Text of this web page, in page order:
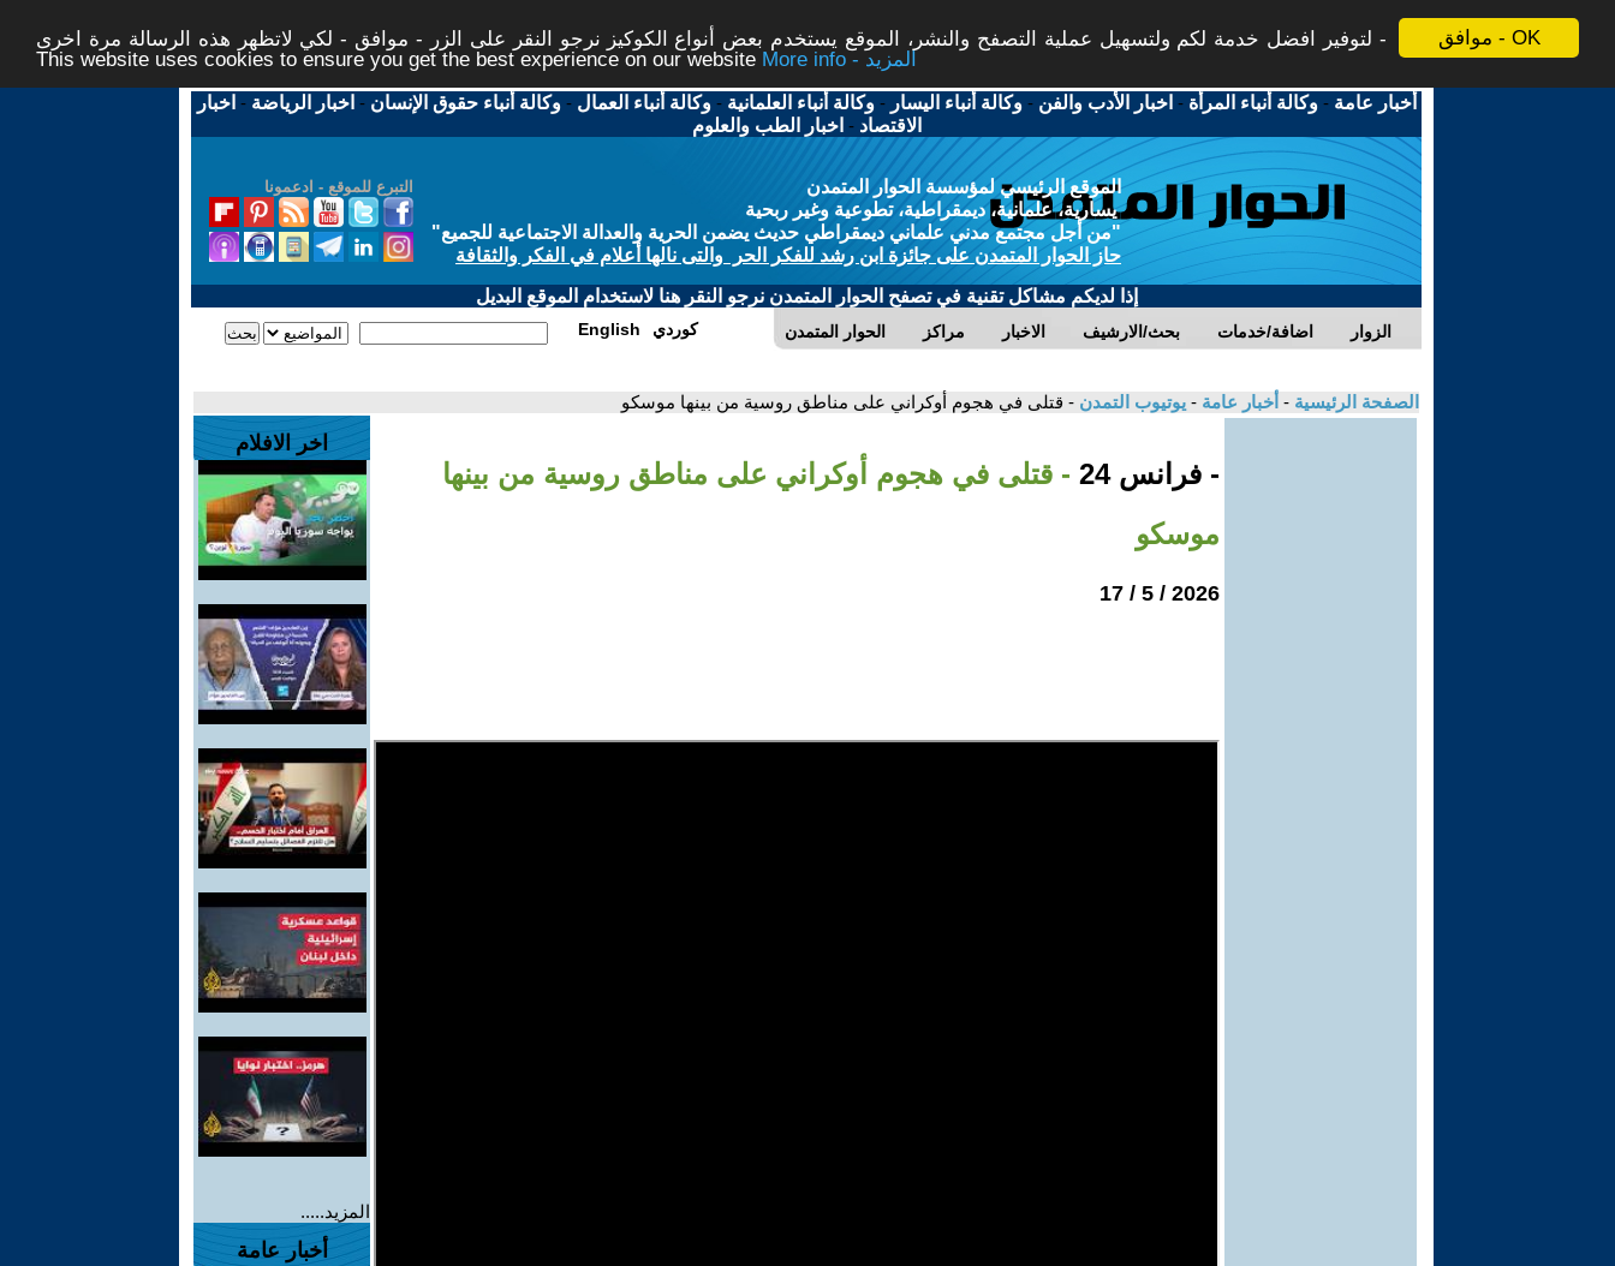
موافق - OK
لتوفير افضل خدمة لكم ولتسهيل عملية التصفح والنشر، الموقع يستخدم بعض أنواع الكوكيز نرجو النقر على الزر - موافق - لكي لاتظهر هذه الرسالة مرة اخرى -
This website uses cookies to ensure you get the best experience on our website
More info - المزيد
أخبار عامة -وكالة أنباء المرأة - اخبار الأدب والفن -وكالة أنباء اليسار -وكالة أنباء العلمانية -وكالة أنباء العمال -وكالة أنباء حقوق الإنسان - اخبار الرياضة - اخبار
الاقتصاد - اخبار الطب والعلوم
التبرع للموقع - ادعمونا
الموقع الرئيسي لمؤسسة الحوار المتمدن
يسارية، علمانية، ديمقراطية، تطوعية وغير ربحية
"من أجل مجتمع مدني علماني ديمقراطي حديث يضمن الحرية والعدالة الاجتماعية للجميع"
حاز الحوار المتمدن على جائزة ابن رشد للفكر الحر والتى نالها أعلام في الفكر والثقافة
إذا لديكم مشاكل تقنية في تصفح الحوار المتمدن نرجو النقر هنا لاستخدام الموقع البديل
الحوار المتمدن مراكز الاخبار بحث/الارشيف اضافة/خدمات الزوار English كوردي
الصفحة الرئيسية - أخبار عامة - يوتيوب التمدن - قتلى في هجوم أوكراني على مناطق روسية من بينها موسكو
- فرانس 24
- قتلى في هجوم أوكراني على مناطق روسية من بينها
موسكو
2026 / 5 / 17
اخر الافلام
المزيد.....
أخبار عامة